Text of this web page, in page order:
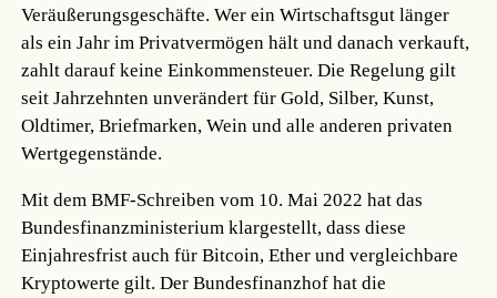
Veräußerungsgeschäfte. Wer ein Wirtschaftsgut länger
als ein Jahr im Privatvermögen hält und danach verkauft,
zahlt darauf keine Einkommensteuer. Die Regelung gilt
seit Jahrzehnten unverändert für Gold, Silber, Kunst,
Oldtimer, Briefmarken, Wein und alle anderen privaten
Wertgegenstände.
Mit dem BMF-Schreiben vom 10. Mai 2022 hat das
Bundesfinanzministerium klargestellt, dass diese
Einjahresfrist auch für Bitcoin, Ether und vergleichbare
Kryptowerte gilt. Der Bundesfinanzhof hat die